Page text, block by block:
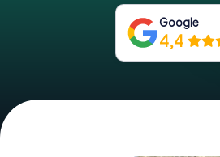
Google
4,4